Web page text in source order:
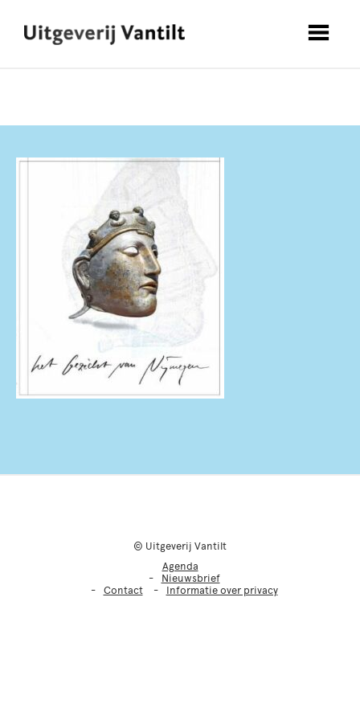
© Uitgeverij Vantilt
Agenda
Nieuwsbrief
Contact
Informatie over privacy